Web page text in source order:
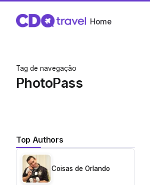
Home
Tag de navegação
PhotoPass
Top Authors
Coisas de Orlando